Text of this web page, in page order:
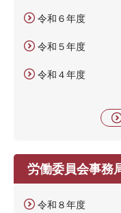
令和６年度
令和５年度
令和４年度
労働委員会事務
令和８年度